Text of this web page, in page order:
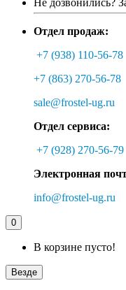
Не дозвонились?
Отдел продаж:
+7 (938) 110-56-78
+7 (863) 270-56-78
sale@frostel-ug.ru
Отдел сервиса:
+7 (928) 270-56-79
Электронная
info@frostel-ug.ru
0
В корзине пусто!
Везде